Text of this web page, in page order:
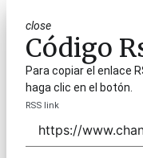
close
Código
Para copiar el enlace
haga clic en el botón.
RSS link